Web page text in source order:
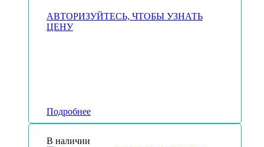
АВТОРИЗУЙТЕСЬ, ЧТОБЫ УЗНАТЬ
ЦЕНУ
Подробнее
В наличии